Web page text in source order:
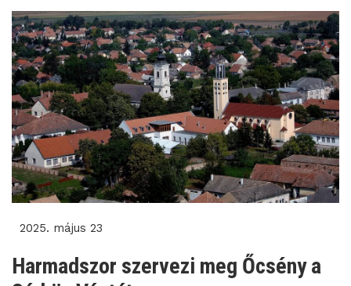
2025. május 23
Harmadszor szervezi meg Őcsény a